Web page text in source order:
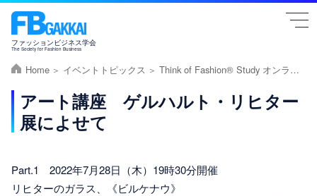
ファッションビジネス学会
The Society for Fashion Business
Home イベントトピックス Think of Fashion® Study オンライン #03 #04
アート講座 ゲルハルト・リヒター
展によせて
Part.1 2022年7月28日（木）19時30分開催
リヒターのガラス、《ビルケナウ》